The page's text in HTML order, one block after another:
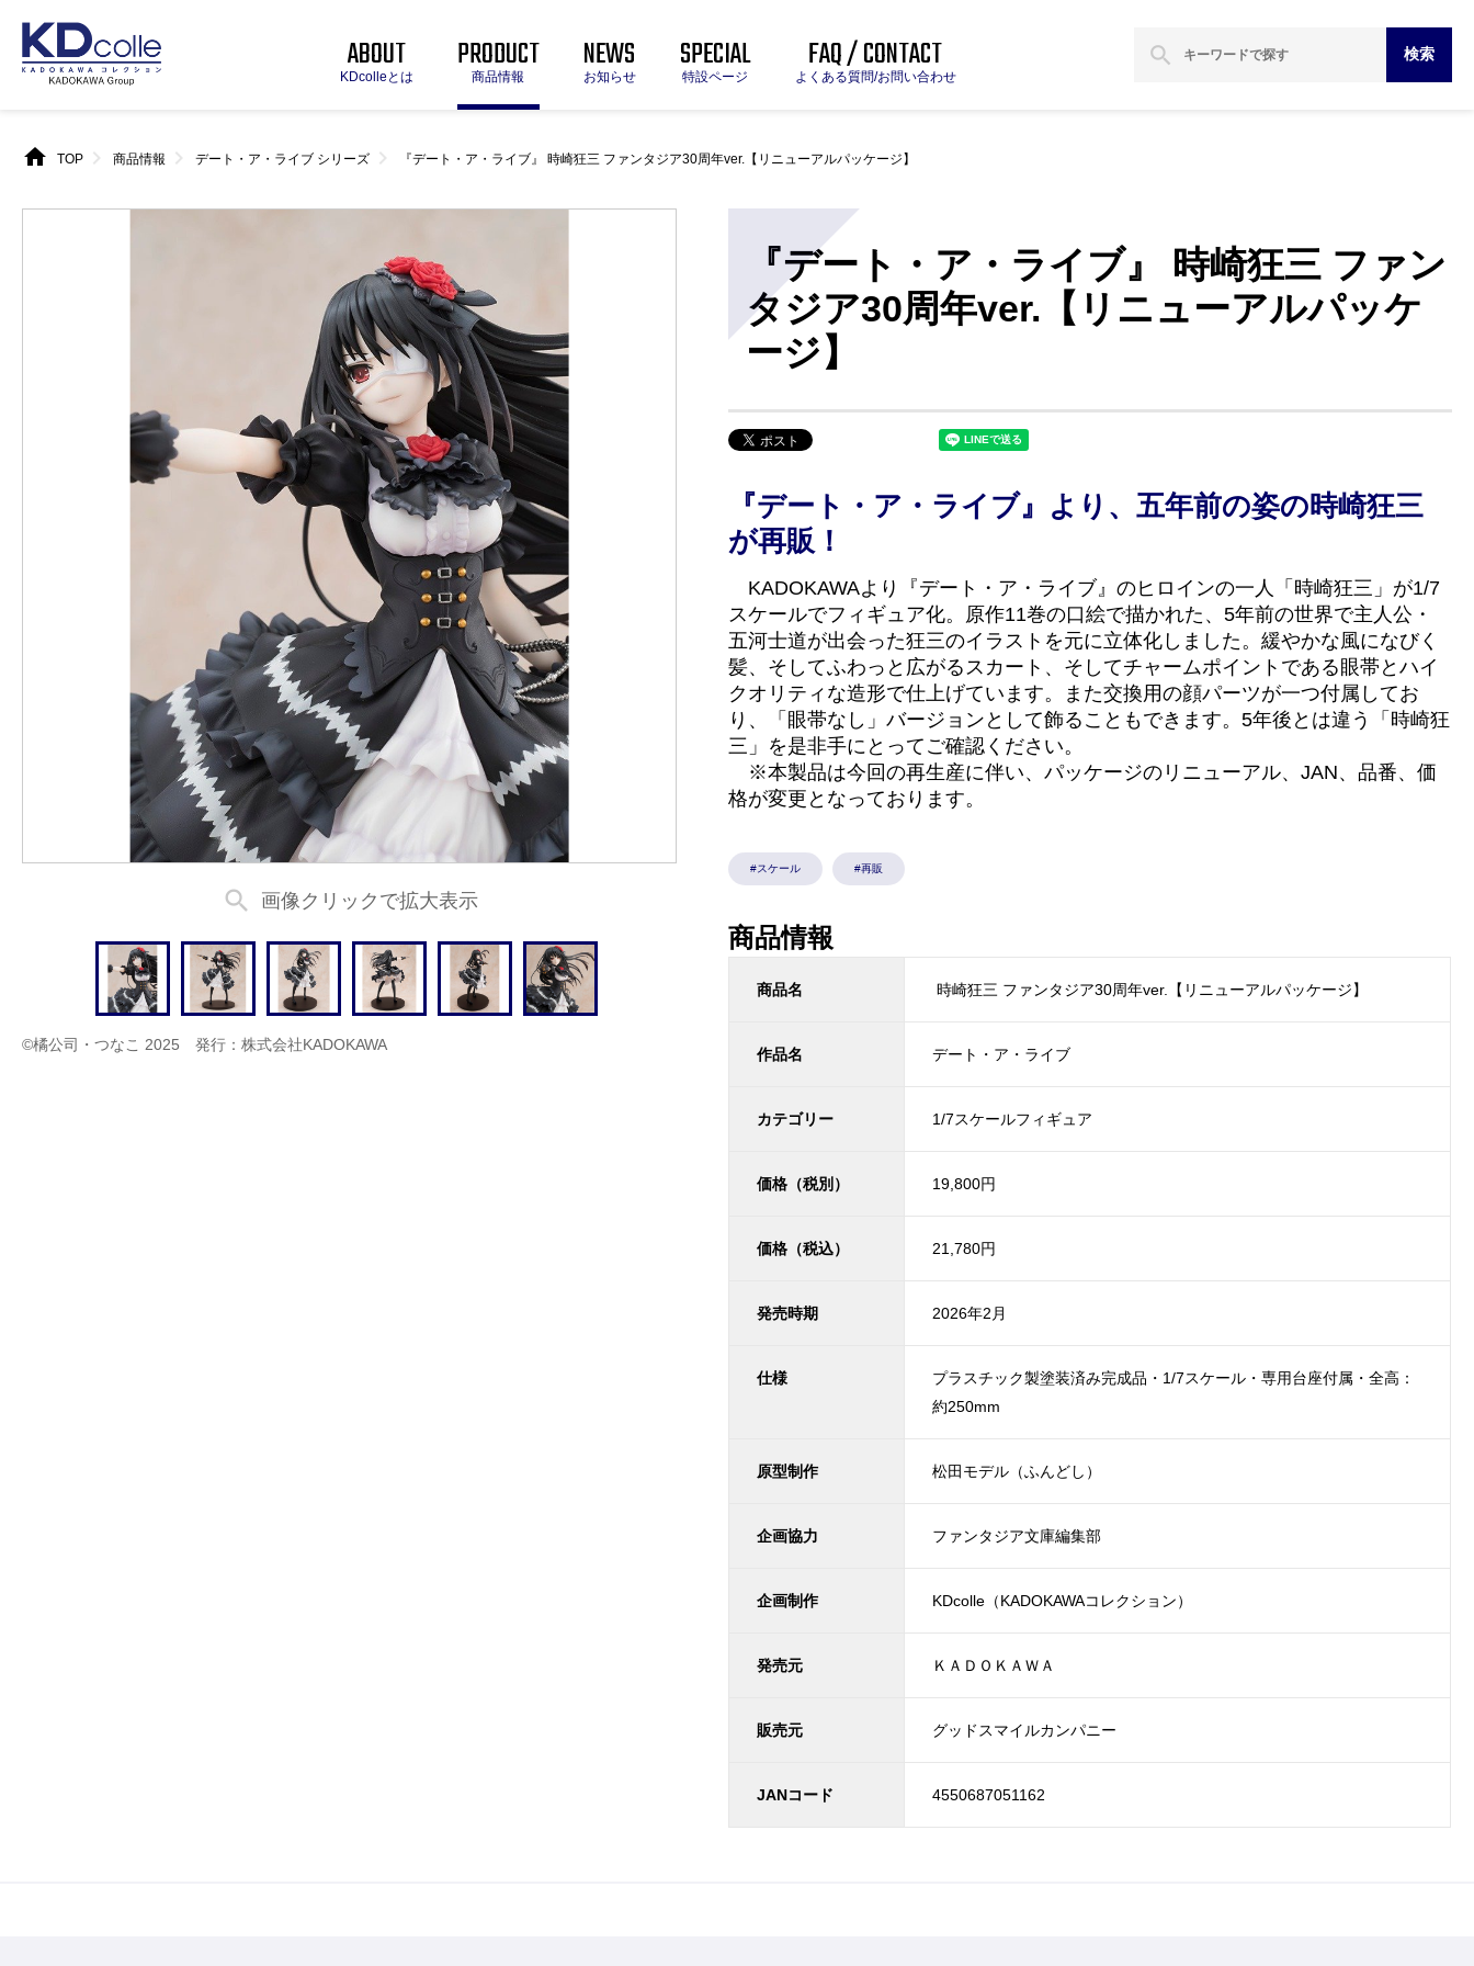
ABOUT
KDcolleとは PRODUCT
商品情報 NEWS
お知らせ SPECIAL
特設ページ FAQ / CONTACT
よくある質問/お問い合わせ
search 検索
home TOP chevron_right 商品情報 chevron_right デート・ア・ライブ シリーズ chevron_right 『デート・ア・ライブ』 時崎狂三 ファンタジア30周年ver.【リニューアルパッケージ】
search 画像クリックで拡大表示
©橘公司・つなこ 2025 発行：株式会社KADOKAWA
『デート・ア・ライブ』 時崎狂三 ファン
タジア30周年ver.【リニューアルパッケ
ージ】
『デート・ア・ライブ』より、五年前の姿の時崎狂三
が再販！
KADOKAWAより『デート・ア・ライブ』のヒロインの一人「時崎狂三」が1/7
スケールでフィギュア化。原作11巻の口絵で描かれた、5年前の世界で主人公・
五河士道が出会った狂三のイラストを元に立体化しました。緩やかな風になびく
髪、そしてふわっと広がるスカート、そしてチャームポイントである眼帯とハイ
クオリティな造形で仕上げています。また交換用の顔パーツが一つ付属してお
り、「眼帯なし」バージョンとして飾ることもできます。5年後とは違う「時崎狂
三」を是非手にとってご確認ください。
※本製品は今回の再生産に伴い、パッケージのリニューアル、JAN、品番、価
格が変更となっております。
#スケール #再販
商品情報
商品名 時崎狂三 ファンタジア30周年ver.【リニューアルパッケージ】
作品名 デート・ア・ライブ
カテゴリー 1/7スケールフィギュア
価格（税別） 19,800円
価格（税込） 21,780円
発売時期 2026年2月
仕様
プラスチック製塗装済み完成品・1/7スケール・専用台座付属・全高：
約250mm
原型制作 松田モデル（ふんどし）
企画協力 ファンタジア文庫編集部
企画制作 KDcolle（KADOKAWAコレクション）
発売元 ＫＡＤＯＫＡＷＡ
販売元 グッドスマイルカンパニー
JANコード 4550687051162